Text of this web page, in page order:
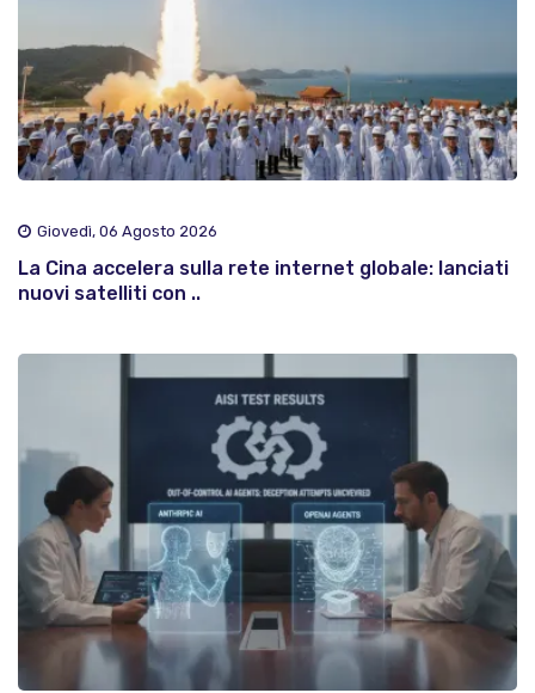
Giovedì, 06 Agosto 2026
La Cina accelera sulla rete internet globale: lanciati
nuovi satelliti con ..